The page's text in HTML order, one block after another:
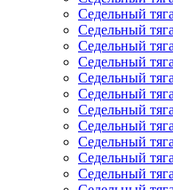
Седельный
Седельный
Седельный
Седельный
Седельный
Седельный
Седельный
Седельный
Седельный
Седельный
Седельный